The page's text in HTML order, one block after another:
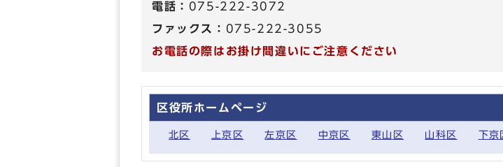
電話： 075-222-3072
ファックス： 075-222-3055
お電話の際はお掛け間違いにご注意ください
区役所ホームページ
北区 上京区 左京区 中京区 東山区 山科区 下京